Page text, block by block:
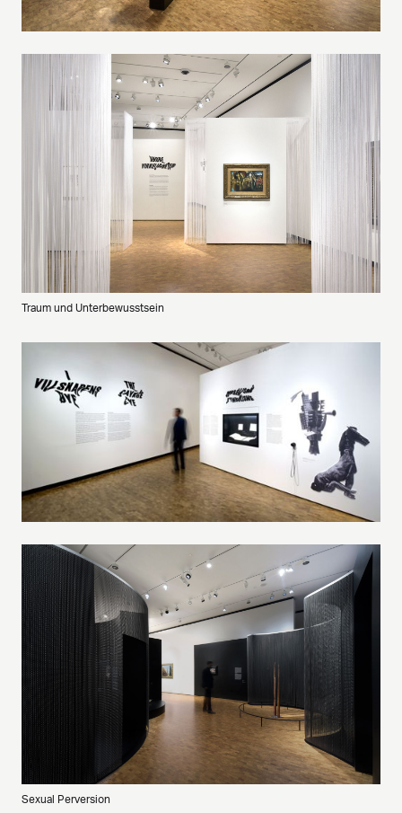
Traum und Unterbewusstsein
Sexual Perversion